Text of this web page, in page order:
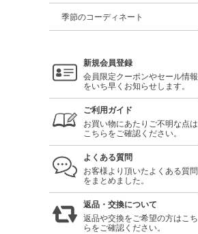
季節のコーディネート
新規会員登録
会員限定クーポンやセール情報
をいち早くお知らせします。
ご利用ガイド
お買い物にあたりご不明な点は
こちらをご確認ください。
よくある質問
お客様より頂いたよくある質問
をまとめました。
返品・交換について
返品や交換をご希望の方はこち
らをご確認ください。